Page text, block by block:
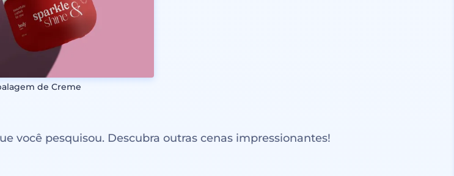
de Creme
você pesquisou. Descubra outras cenas impressionantes!